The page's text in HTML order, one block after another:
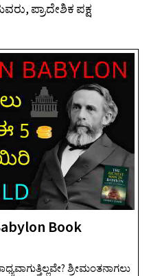
ಪ್ರಾದೇಶಿಕ ಪಕ್ಷ
Book
ಶ್ರೀಮಂತನಾಗಲು